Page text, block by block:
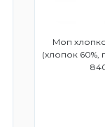
Моп
(хлопок 60%,